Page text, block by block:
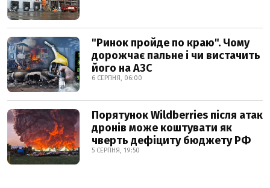
"Ринок пройде по краю". Чому
дорожчає пальне і чи вистачить
його на АЗС
6 СЕРПНЯ, 06:00
Порятунок Wildberries після атак
дронів може коштувати як
чверть дефіциту бюджету РФ
5 СЕРПНЯ, 19:50